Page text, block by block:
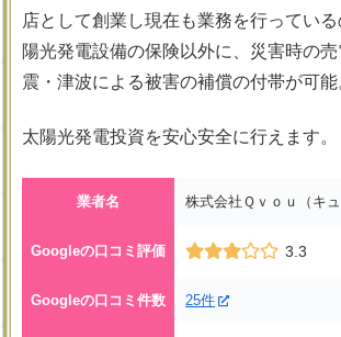
店として創業し現在も業務を行ってい
陽光発電設備の保険以外に、災害時の
震・津波による被害の補償の付帯が可能
太陽光発電投資を安心安全に行えます。
業者名 株式会社Ｑｖｏｕ（キュ
Googleの口コミ評価 3.3
Googleの口コミ件数 25件